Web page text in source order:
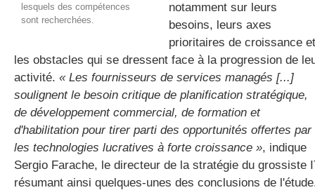
lesquels des compétences
sont recherchées.
notamment sur leurs
besoins, leurs axes
prioritaires de croissance et
les obstacles qui se dressent face à la progression de
activité. « Les fournisseurs de services managés [...]
soulignent le besoin critique de planification stratégique,
de développement commercial, de formation et
d'habilitation pour tirer parti des opportunités offertes par
les technologies lucratives à forte croissance », indique
Sergio Farache, le directeur de la stratégie du grossiste
résumant ainsi quelques-unes des conclusions de